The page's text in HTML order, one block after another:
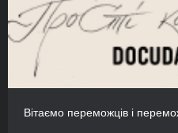
Вітаємо переможців і